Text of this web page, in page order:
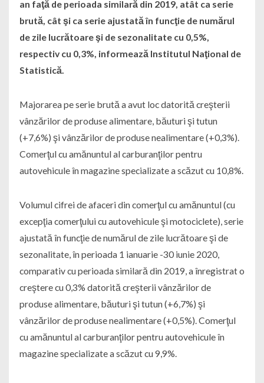
an faţă de perioada similară din 2019, atât ca serie
brută, cât şi ca serie ajustată în funcţie de numărul
de zile lucrătoare şi de sezonalitate cu 0,5%,
respectiv cu 0,3%, informează Institutul Naţional de
Statistică.
Majorarea pe serie brută a avut loc datorită creşterii
vânzărilor de produse alimentare, băuturi şi tutun
(+7,6%) şi vânzărilor de produse nealimentare (+0,3%).
Comerţul cu amănuntul al carburanţilor pentru
autovehicule în magazine specializate a scăzut cu 10,8%.
Volumul cifrei de afaceri din comerţul cu amănuntul (cu
excepţia comerţului cu autovehicule şi motociclete), serie
ajustată în funcţie de numărul de zile lucrătoare şi de
sezonalitate, în perioada 1 ianuarie -30 iunie 2020,
comparativ cu perioada similară din 2019, a înregistrat o
creştere cu 0,3% datorită creşterii vânzărilor de
produse alimentare, băuturi şi tutun (+6,7%) şi
vânzărilor de produse nealimentare (+0,5%). Comerţul
cu amănuntul al carburanţilor pentru autovehicule în
magazine specializate a scăzut cu 9,9%.